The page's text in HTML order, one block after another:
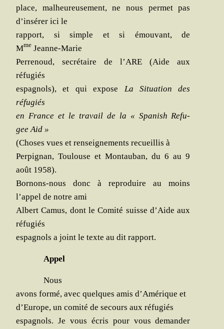
place, mal­heu­reu­se­ment, ne nous per­met pas
d’insérer ici le
rap­port, si simple et si émou­vant, de
Mme Jeanne-Marie
Per­re­noud, secré­taire de l’ARE (Aide aux
réfugiés
espa­gnols), et qui expose La Situa­tion des
réfugiés
en France et le tra­vail de la « Spa­nish Refu­
gee Aid »
(Choses vues et ren­sei­gne­ments recueillis à
Per­pi­gnan, Tou­louse et Mon­tau­ban, du 6 au 9
août 1958).
Bor­nons-nous donc à repro­duire au moins
l’appel de notre ami
Albert Camus, dont le Comi­té suisse d’Aide aux
réfugiés
espa­gnols a joint le texte au dit rapport.
Appel
Nous
avons for­mé, avec quelques amis d’Amérique et
d’Europe, un comi­té de secours aux réfugiés
espa­gnols. Je vous écris pour vous deman­der